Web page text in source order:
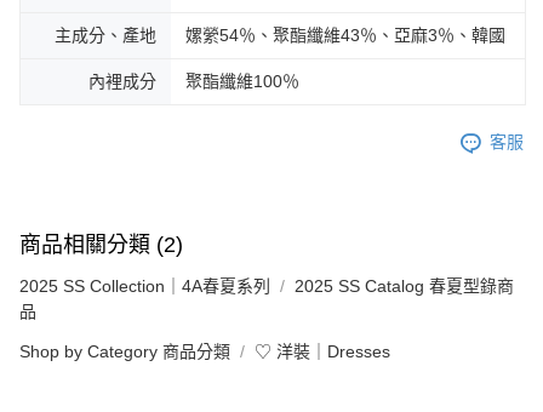
主成分、產地 嫘縈54％、聚酯纖維43％、亞麻3％、韓國
內裡成分 聚酯纖維100％
客服
商品相關分類 (2)
2025 SS Collection｜4A春夏系列
2025 SS Catalog 春夏型錄商
品
Shop by Category 商品分類 ♡ 洋裝｜Dresses